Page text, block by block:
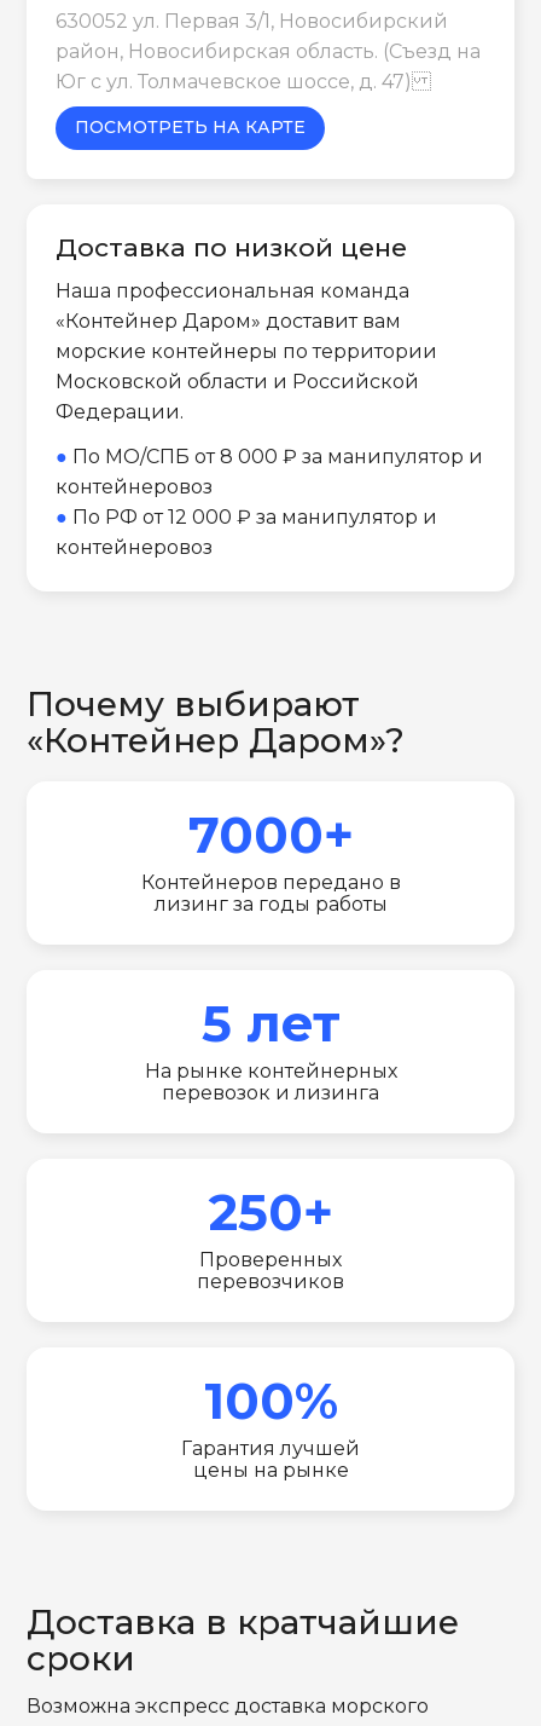
630052 ул. Первая 3/1, Новосибирский
район, Новосибирская область. (Съезд на
Юг с ул. Толмачевское шоссе, д. 47)
ПОСМОТРЕТЬ НА КАРТЕ
Доставка по низкой цене
Наша профессиональная команда
«Контейнер Даром» доставит вам
морские контейнеры по территории
Московской области и Российской
Федерации.
● По МО/СПБ от 8 000 ₽ за манипулятор и
контейнеровоз
● По РФ от 12 000 ₽ за манипулятор и
контейнеровоз
Почему выбирают
«Контейнер Даром»?
7000+
Контейнеров передано в
лизинг за годы работы
5 лет
На рынке контейнерных
перевозок и лизинга
250+
Проверенных
перевозчиков
100%
Гарантия лучшей
цены на рынке
Доставка в кратчайшие
сроки
Возможна экспресс доставка морского